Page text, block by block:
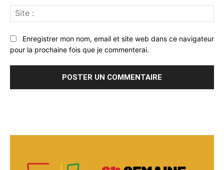
:
Enregistrer mon nom, email et site web dans ce navigateur
pour la prochaine fois que je commenterai.